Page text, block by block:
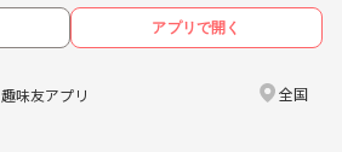
アプリで開く
趣味友アプリ 全国